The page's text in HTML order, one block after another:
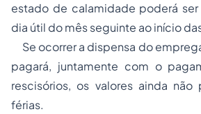
estado de calamidade poderá
dia útil do mês seguinte ao início
Se ocorrer a dispensa do
pagará, juntamente com o
rescisórios, os valores ainda não
férias.